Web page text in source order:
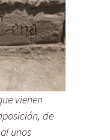
vienen
de
unos